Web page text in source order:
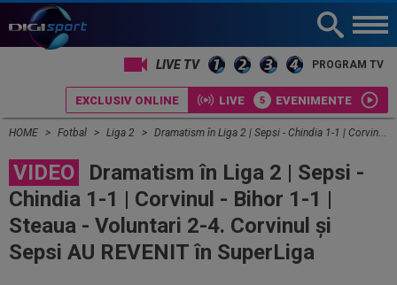
LIVE TV PROGRAM TV
EXCLUSIV ONLINE LIVE EVENIMENTE
HOME Fotbal Liga 2 Dramatism în Liga 2 | Sepsi - Chindia 1-1 | Corvinul - Bihor 1-1 | Steaua - Voluntari 2-4. Corvinul și Sepsi AU REVENIT în SuperLiga
VIDEO
Dramatism în Liga 2 | Sepsi -
Chindia 1-1 | Corvinul - Bihor 1-1 |
Steaua - Voluntari 2-4. Corvinul și
Sepsi AU REVENIT în SuperLiga